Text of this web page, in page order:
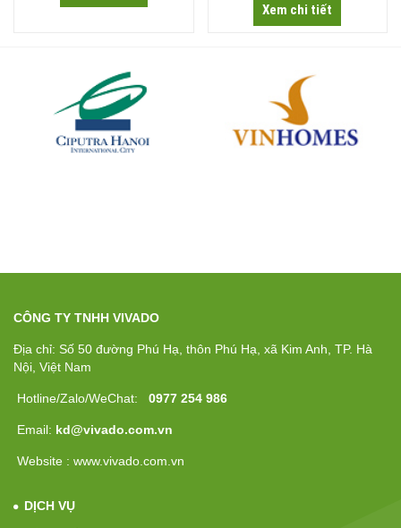
Xem chi tiết
CÔNG TY TNHH VIVADO
Địa chỉ: Số 50 đường Phú Hạ, thôn Phú Hạ, xã Kim Anh, TP. Hà
Nội, Việt Nam
Hotline/Zalo/WeChat: 0977 254 986
Email: kd@vivado.com.vn
Website : www.vivado.com.vn
DỊCH VỤ